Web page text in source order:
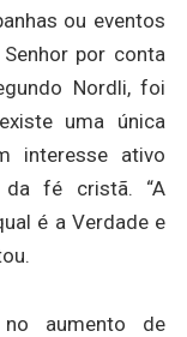
ou eventos
por conta
Nordli, foi
uma única
interesse ativo
da fé cristã. “A
é a Verdade e
aumento de